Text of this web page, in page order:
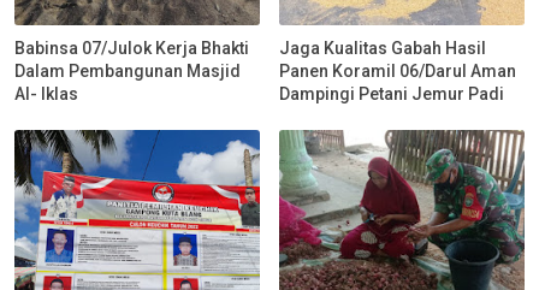
Babinsa 07/Julok Kerja Bhakti
Dalam Pembangunan Masjid
Al- Iklas
Jaga Kualitas Gabah Hasil
Panen Koramil 06/Darul Aman
Dampingi Petani Jemur Padi